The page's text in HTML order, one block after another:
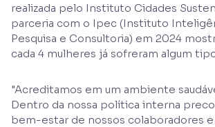
realizada pelo Instituto Cidades
parceria com o Ipec (Instituto
Pesquisa e Consultoria) em 2024
cada 4 mulheres já sofreram algum
"Acreditamos em um ambiente
Dentro da nossa política interna
bem-estar de nossos colaboradores